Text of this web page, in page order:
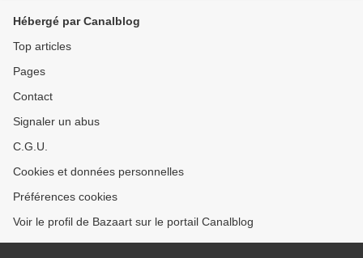
Hébergé par Canalblog
Top articles
Pages
Contact
Signaler un abus
C.G.U.
Cookies et données personnelles
Préférences cookies
Voir le profil de Bazaart sur le portail Canalblog